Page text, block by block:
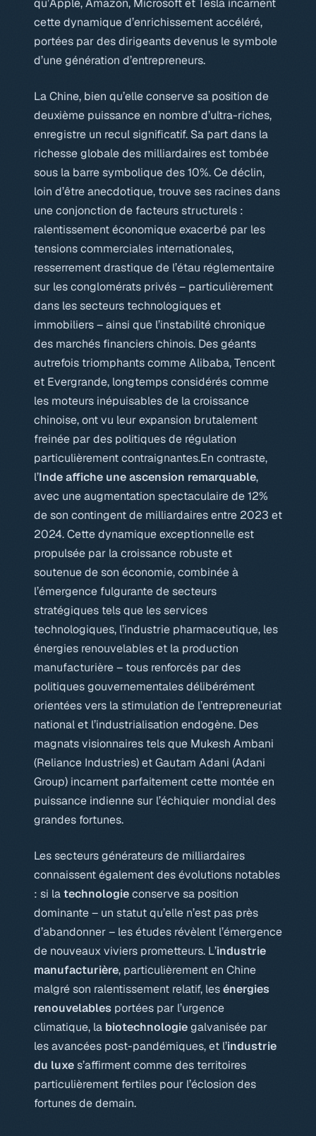
qu’Apple, Amazon, Microsoft et Tesla incarnent
cette dynamique d’enrichissement accéléré,
portées par des dirigeants devenus le symbole
d’une génération d’entrepreneurs.
La Chine, bien qu’elle conserve sa position de
deuxième puissance en nombre d’ultra-riches,
enregistre un recul significatif. Sa part dans la
richesse globale des milliardaires est tombée
sous la barre symbolique des 10%. Ce déclin,
loin d’être anecdotique, trouve ses racines dans
une conjonction de facteurs structurels :
ralentissement économique exacerbé par les
tensions commerciales internationales,
resserrement drastique de l’étau réglementaire
sur les conglomérats privés – particulièrement
dans les secteurs technologiques et
immobiliers – ainsi que l’instabilité chronique
des marchés financiers chinois. Des géants
autrefois triomphants comme Alibaba, Tencent
et Evergrande, longtemps considérés comme
les moteurs inépuisables de la croissance
chinoise, ont vu leur expansion brutalement
freinée par des politiques de régulation
particulièrement contraignantes.En contraste,
l’Inde affiche une ascension remarquable,
avec une augmentation spectaculaire de 12%
de son contingent de milliardaires entre 2023 et
2024. Cette dynamique exceptionnelle est
propulsée par la croissance robuste et
soutenue de son économie, combinée à
l’émergence fulgurante de secteurs
stratégiques tels que les services
technologiques, l’industrie pharmaceutique, les
énergies renouvelables et la production
manufacturière – tous renforcés par des
politiques gouvernementales délibérément
orientées vers la stimulation de l’entrepreneuriat
national et l’industrialisation endogène. Des
magnats visionnaires tels que Mukesh Ambani
(Reliance Industries) et Gautam Adani (Adani
Group) incarnent parfaitement cette montée en
puissance indienne sur l’échiquier mondial des
grandes fortunes.
Les secteurs générateurs de milliardaires
connaissent également des évolutions notables
: si latechnologieconserve sa position
dominante – un statut qu’elle n’est pas près
d’abandonner – les études révèlent l’émergence
de nouveaux viviers prometteurs. L’industrie
manufacturière, particulièrement en Chine
malgré son ralentissement relatif, lesénergies
renouvelables portées par l’urgence
climatique, la biotechnologiegalvanisée par
les avancées post-pandémiques, et l’industrie
du luxes’affirment comme des territoires
particulièrement fertiles pour l’éclosion des
fortunes de demain.